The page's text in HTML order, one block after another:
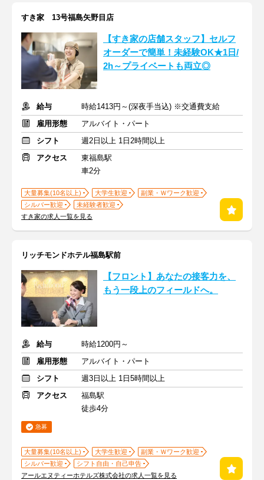
すき家 13号福島矢野目店
【すき家の店舗スタッフ】セルフ
オーダーで簡単！未経験OK★1日/
2h～プライベートも両立◎
給与
時給1413円～(深夜手当込) ※交通費支給
雇用形態
アルバイト・パート
シフト
週2日以上 1日2時間以上
アクセス
東福島駅
車2分
大量募集(10名以上) 大学生歓迎
副業・Ｗワーク歓迎
シルバー歓迎
未経験者歓迎
すき家の求人一覧を見る
リッチモンドホテル福島駅前
【フロント】あなたの接客力を、
もう一段上のフィールドへ。
給与
時給1200円～
雇用形態
アルバイト・パート
シフト
週3日以上 1日5時間以上
アクセス
福島駅
徒歩4分
急募
大量募集(10名以上) 大学生歓迎
副業・Ｗワーク歓迎
シルバー歓迎
シフト自由・自己申告
アールエヌティーホテルズ株式会社の求人一覧を見る